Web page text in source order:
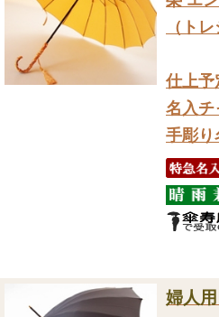
（ト
仕上
名入チ
手彫り
婦人用